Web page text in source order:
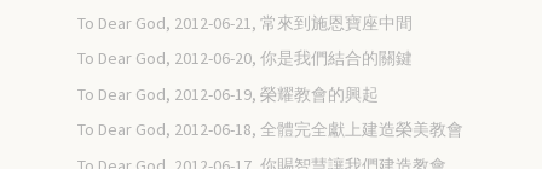
To Dear God, 2012-06-21, 常來到施恩寶座中間
To Dear God, 2012-06-20, 你是我們結合的關鍵
To Dear God, 2012-06-19, 榮耀教會的興起
To Dear God, 2012-06-18, 全體完全獻上建造榮美教會